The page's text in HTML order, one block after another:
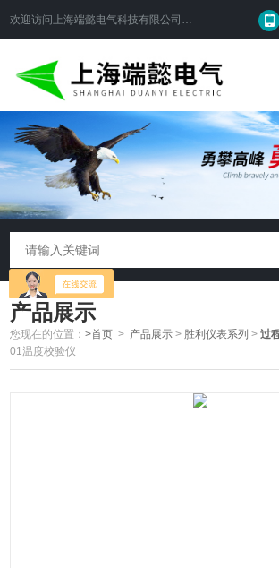
欢迎访问 上海端懿电气科技有限公司 网站！
产品展示
您现在的位置：>首页 > 产品展示 > 胜利仪表系列 >过
01温度校验仪